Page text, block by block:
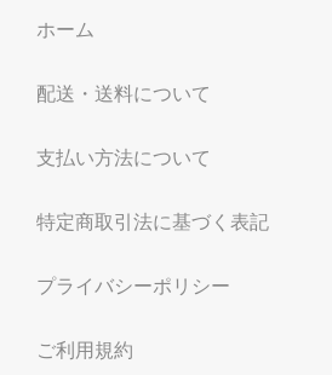
ホーム
配送・送料について
支払い方法について
特定商取引法に基づく表記
プライバシーポリシー
ご利用規約